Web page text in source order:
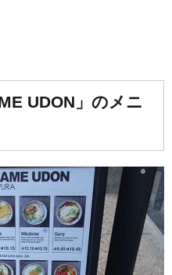
UDON」のメニ